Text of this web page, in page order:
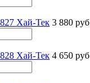
Хай-Тек 3 880 руб
Хай-Тек 4 650 руб